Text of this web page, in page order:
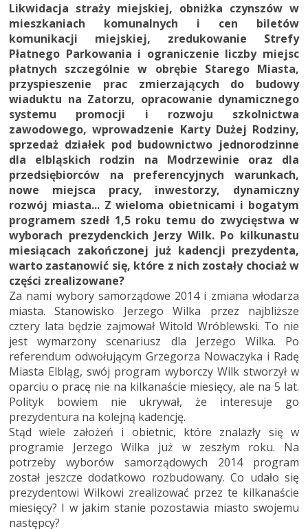
Likwidacja straży miejskiej, obniżka czynszów w
mieszkaniach komunalnych i cen biletów
komunikacji miejskiej, zredukowanie Strefy
Płatnego Parkowania i ograniczenie liczby miejsc
płatnych szczególnie w obrębie Starego Miasta,
przyspieszenie prac zmierzających do budowy
wiaduktu na Zatorzu, opracowanie dynamicznego
systemu promocji i rozwoju szkolnictwa
zawodowego, wprowadzenie Karty Dużej Rodziny,
sprzedaż działek pod budownictwo jednorodzinne
dla elbląskich rodzin na Modrzewinie oraz dla
przedsiębiorców na preferencyjnych warunkach,
nowe miejsca pracy, inwestorzy, dynamiczny
rozwój miasta... Z wieloma obietnicami i bogatym
programem szedł 1,5 roku temu do zwycięstwa w
wyborach prezydenckich Jerzy Wilk. Po kilkunastu
miesiącach zakończonej już kadencji prezydenta,
warto zastanowić się, które z nich zostały chociaż w
części zrealizowane?
Za nami wybory samorządowe 2014 i zmiana włodarza
miasta. Stanowisko Jerzego Wilka przez najbliższe
cztery lata będzie zajmował Witold Wróblewski. To nie
jest wymarzony scenariusz dla Jerzego Wilka. Po
referendum odwołującym Grzegorza Nowaczyka i Radę
Miasta Elbląg, swój program wyborczy Wilk stworzył w
oparciu o pracę nie na kilkanaście miesięcy, ale na 5 lat.
Polityk bowiem nie ukrywał, że interesuje go
prezydentura na kolejną kadencję.
Stąd wiele założeń i obietnic, które znalazły się w
programie Jerzego Wilka już w zeszłym roku. Na
potrzeby wyborów samorządowych 2014 program
został jeszcze dodatkowo rozbudowany. Co udało się
prezydentowi Wilkowi zrealizować przez te kilkanaście
miesięcy? I w jakim stanie pozostawia miasto swojemu
następcy?